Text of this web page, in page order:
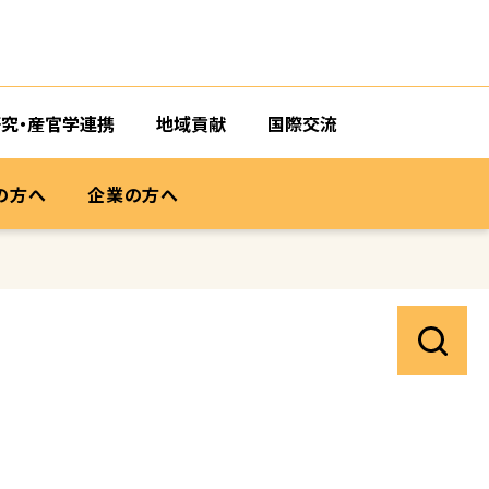
・産官学連携 地域貢献 国際交流
方へ 企業の方へ